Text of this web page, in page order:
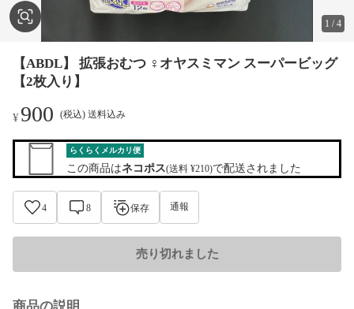
1 /4
【ABDL】 拡張おむつ ♀オヤスミマン スーパービッグ
【2枚入り】
¥900 (税込) 送料込み
らくらくメルカリ便
この商品はネコポス(送料 ¥210)で配送されました
4 8 保存 通報
売り切れました
商品の説明